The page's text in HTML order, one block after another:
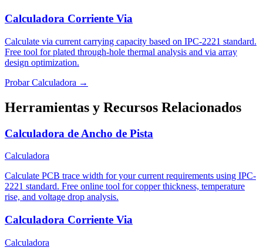
Calculadora Corriente Via
Calculate via current carrying capacity based on IPC-2221 standard.
Free tool for plated through-hole thermal analysis and via array
design optimization.
Probar Calculadora →
Herramientas y Recursos Relacionados
Calculadora de Ancho de Pista
Calculadora
Calculate PCB trace width for your current requirements using IPC-
2221 standard. Free online tool for copper thickness, temperature
rise, and voltage drop analysis.
Calculadora Corriente Via
Calculadora